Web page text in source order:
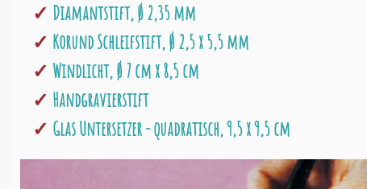
Diamantstift, Ø 2,35 mm
Korund Schleifstift, Ø 2,5 x 5,5 mm
Windlicht, Ø 7 cm x 8,5 cm
Handgravierstift
Glas Untersetzer - quadratisch, 9,5 x 9,5 cm